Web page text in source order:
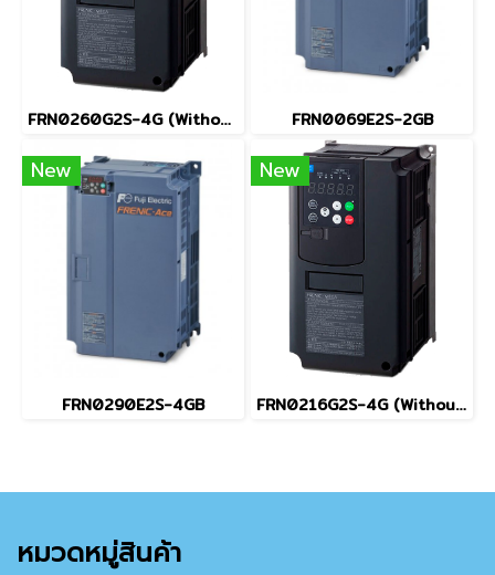
FRN0260G2S-4G (Without Keypad) FRN0069E2S-2GB
New
FRN0290E2S-4GB
New
FRN0216G2S-4G (Without Keypad)
หมวดหมู่สินค้า